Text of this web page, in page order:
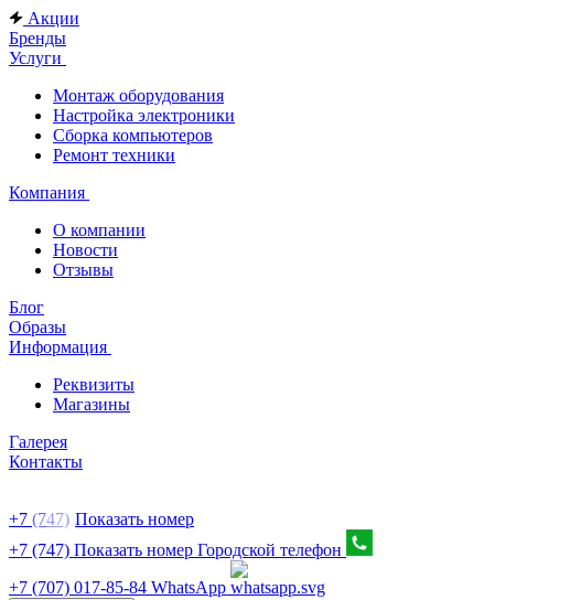
Акции
Бренды
Услуги
Монтаж оборудования
Настройка электроники
Сборка компьютеров
Ремонт техники
Компания
О компании
Новости
Отзывы
Блог
Образы
Информация
Реквизиты
Магазины
Галерея
Контакты
+7 (747) Показать номер
+7 (747) Показать номер Городской телефон
+7 (707) 017-85-84 WhatsApp